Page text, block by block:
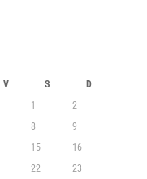
V S
D
1
2
8
9
15
16
22
23